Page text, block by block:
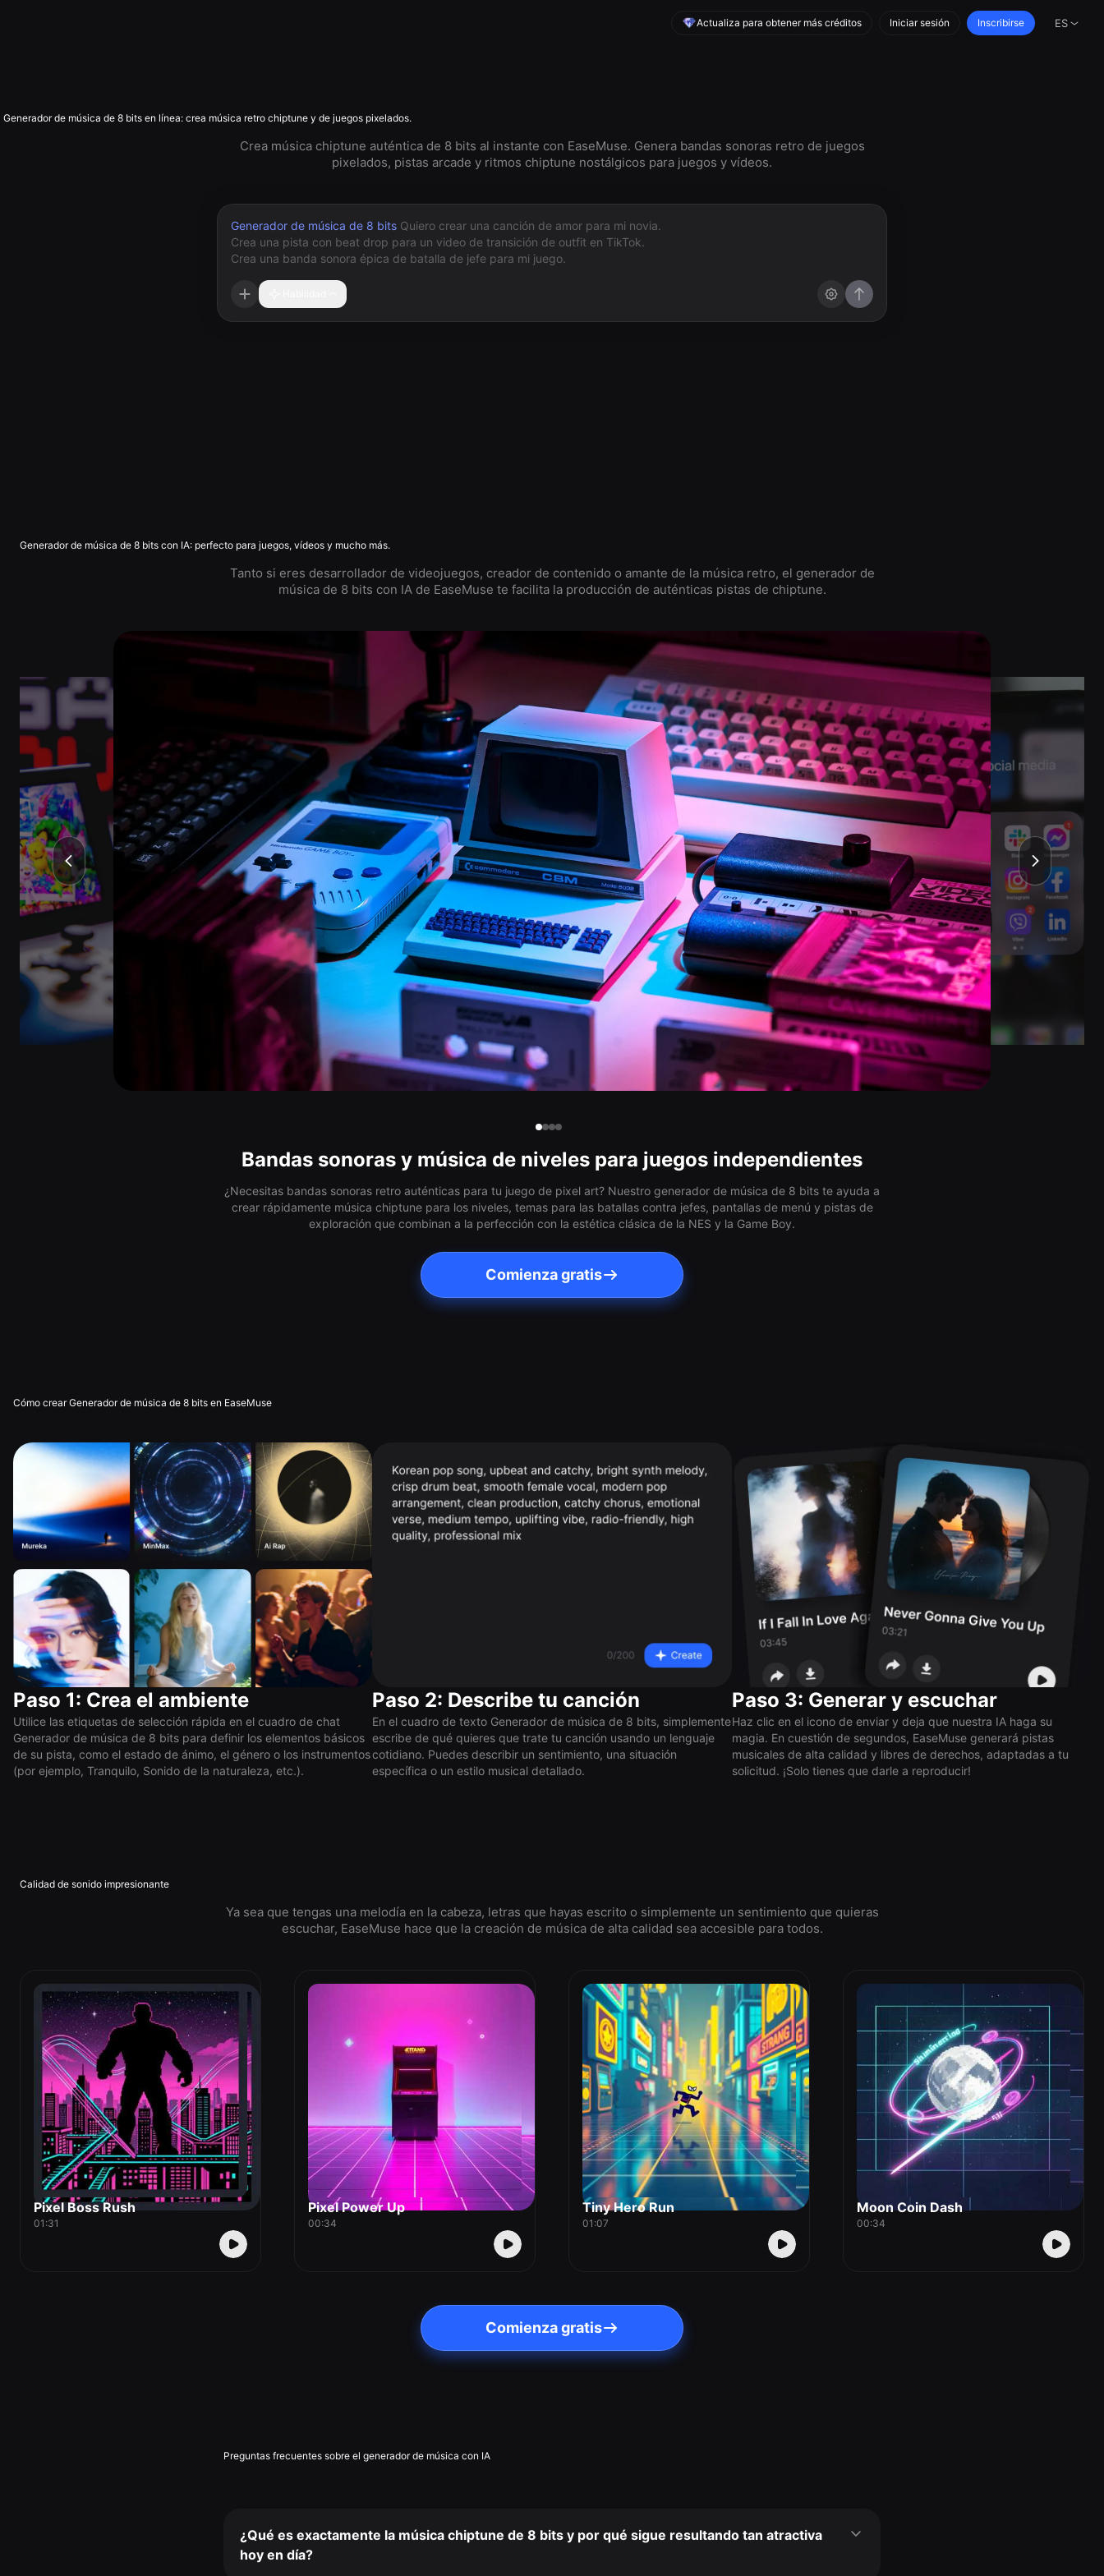
Actualiza para obtener más créditos Iniciar sesión Inscribirse ES
Generador de música de 8 bits en línea: crea música retro chiptune y de juegos pixelados.
Crea música chiptune auténtica de 8 bits al instante con EaseMuse. Genera bandas sonoras retro de juegos
pixelados, pistas arcade y ritmos chiptune nostálgicos para juegos y vídeos.
Generador de música de 8 bits
Generador de música de 8 bits con IA: perfecto para juegos, vídeos y mucho más.
Tanto si eres desarrollador de videojuegos, creador de contenido o amante de la música retro, el generador de
música de 8 bits con IA de EaseMuse te facilita la producción de auténticas pistas de chiptune.
Bandas sonoras y música de niveles para juegos independientes
¿Necesitas bandas sonoras retro auténticas para tu juego de pixel art? Nuestro generador de música de 8 bits te ayuda a
crear rápidamente música chiptune para los niveles, temas para las batallas contra jefes, pantallas de menú y pistas de
exploración que combinan a la perfección con la estética clásica de la NES y la Game Boy.
Comienza gratis
Cómo crear Generador de música de 8 bits en EaseMuse
Paso 1: Crea el ambiente
Utilice las etiquetas de selección rápida en el cuadro de chat
Generador de música de 8 bits para definir los elementos básicos
de su pista, como el estado de ánimo, el género o los instrumentos
(por ejemplo, Tranquilo, Sonido de la naturaleza, etc.).
Paso 2: Describe tu canción
En el cuadro de texto Generador de música de 8 bits, simplemente
escribe de qué quieres que trate tu canción usando un lenguaje
cotidiano. Puedes describir un sentimiento, una situación
específica o un estilo musical detallado.
Paso 3: Generar y escuchar
Haz clic en el icono de enviar y deja que nuestra IA haga su
magia. En cuestión de segundos, EaseMuse generará pistas
musicales de alta calidad y libres de derechos, adaptadas a tu
solicitud. ¡Solo tienes que darle a reproducir!
Calidad de sonido impresionante
Ya sea que tengas una melodía en la cabeza, letras que hayas escrito o simplemente un sentimiento que quieras
escuchar, EaseMuse hace que la creación de música de alta calidad sea accesible para todos.
Pixel Boss Rush
01:31
Pixel Power Up
00:34
Tiny Hero Run
01:07
Moon Coin Dash
00:34
Comienza gratis
Preguntas frecuentes sobre el generador de música con IA
¿Qué es exactamente la música chiptune de 8 bits y por qué sigue resultando tan atractiva
hoy en día?